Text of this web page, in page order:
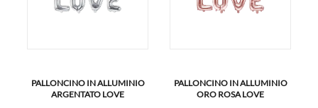
PALLONCINO IN ALLUMINIO
ARGENTATO LOVE
PALLONCINO IN ALLUMINIO
ORO ROSA LOVE